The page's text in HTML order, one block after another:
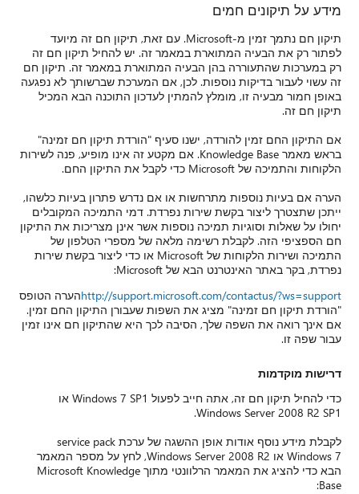
מידע על תיקונים חמים
תיקון חם נתמך זמין מ-Microsoft. עם זאת, תיקון חם זה מיועד
לפתור רק את הבעיה המתוארת במאמר זה. יש להחיל תיקון חם זה
רק במערכות שהתעוררה בהן הבעיה המתוארת במאמר זה. תיקון חם
זה עשוי לעבור בדיקות נוספות. לכן, אם המערכת שברשותך לא נפגעה
באופן חמור מבעיה זו, מומלץ להמתין לעדכון התוכנה הבא המכיל
תיקון חם זה.
אם התיקון החם זמין להורדה, ישנו סעיף "הורדת תיקון חם זמינה"
בראש מאמר Knowledge Base. אם מקטע זה אינו מופיע, פנה לשירות
הלקוחות והתמיכה של Microsoft כדי לקבל את התיקון החם.
הערה אם בעיות נוספות מתרחשות או אם נדרש פתרון בעיות כלשהו,
ייתכן שתצטרך ליצור בקשת שירות נפרדת. דמי התמיכה המקובלים
יחולו על שאלות וסוגיות תמיכה נוספות אשר אינן מצריכות את התיקון
חם הספציפי הזה. לקבלת רשימה מלאה של מספרי הטלפון של
התמיכה ושירות הלקוחות של Microsoft או כדי ליצור בקשת שירות
נפרדת, בקר באתר האינטרנט הבא של Microsoft:
http://support.microsoft.com/contactus/?ws=supportהערה הטופס
"הורדת תיקון חם זמינה" מציג את השפות שעבורן התיקון החם זמין.
אם אינך רואה את השפה שלך, הסיבה לכך היא שהתיקון חם אינו זמין
עבור שפה זו.
דרישות מוקדמות
כדי להחיל תיקון חם זה, אתה חייב לפעול Windows 7 SP1 או
Windows Server 2008 R2 SP1.
לקבלת מידע נוסף אודות אופן ההשגה של ערכת service pack
Windows 7 או Windows Server 2008 R2, לחץ על מספר המאמר
הבא כדי להציג את המאמר הרלוונטי מתוך Microsoft Knowledge
Base: